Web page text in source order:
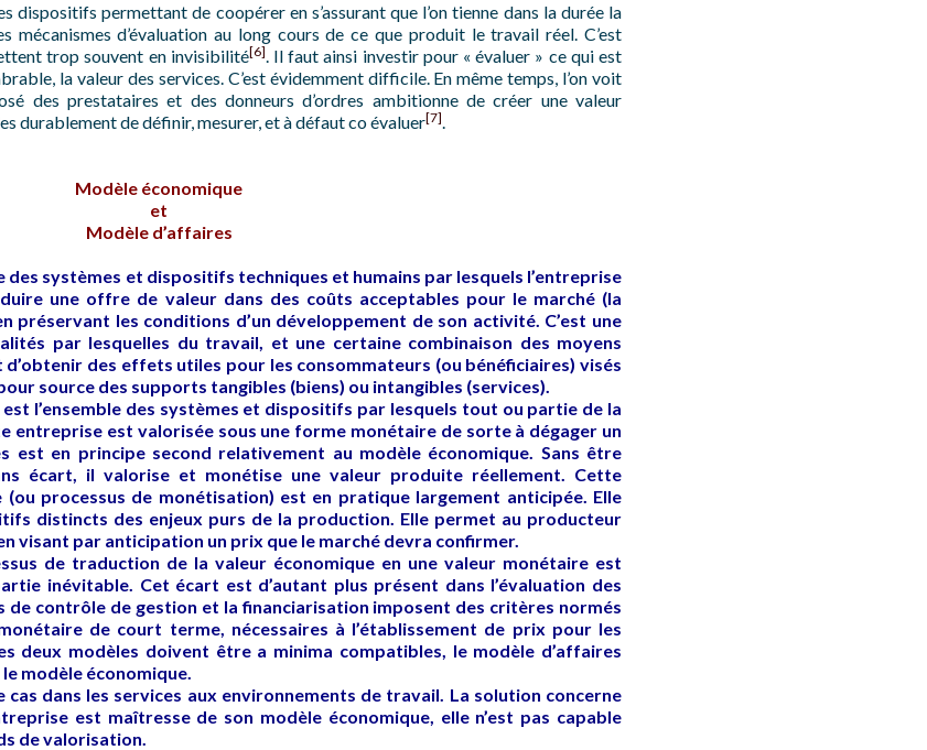
dispositifs permettant de coopérer en s’assurant que l’on tienne dans la durée la
d’évaluation au long cours de ce que produit le travail réel. C’est
trop souvent en invisibilité[6]. Il faut ainsi investir pour « évaluer » ce qui est
la valeur des services. C’est évidemment difficile. En même temps, l’on voit
des prestataires et des donneurs d’ordres ambitionne de créer une valeur
durablement de définir, mesurer, et à défaut co évaluer[7].
Modèle économique
et
Modèle d’affaires
des systèmes et dispositifs techniques et humains par lesquels l’entreprise
une offre de valeur dans des coûts acceptables pour le marché (la
préservant les conditions d’un développement de son activité. C’est une
par lesquelles du travail, et une certaine combinaison des moyens
des effets utiles pour les consommateurs (ou bénéficiaires) visés
source des supports tangibles (biens) ou intangibles (services).
l’ensemble des systèmes et dispositifs par lesquels tout ou partie de la
entreprise est valorisée sous une forme monétaire de sorte à dégager un
est en principe second relativement au modèle économique. Sans être
écart, il valorise et monétise une valeur produite réellement. Cette
processus de monétisation) est en pratique largement anticipée. Elle
distincts des enjeux purs de la production. Elle permet au producteur
visant par anticipation un prix que le marché devra confirmer.
de traduction de la valeur économique en une valeur monétaire est
inévitable. Cet écart est d’autant plus présent dans l’évaluation des
de contrôle de gestion et la financiarisation imposent des critères normés
de court terme, nécessaires à l’établissement de prix pour les
deux modèles doivent être a minima compatibles, le modèle d’affaires
modèle économique.
cas dans les services aux environnements de travail. La solution concerne
est maîtresse de son modèle économique, elle n’est pas capable
de valorisation.